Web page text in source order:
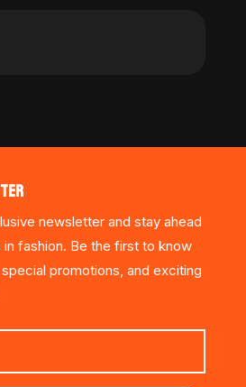
newsletter and stay ahead
fashion. Be the first to know
promotions, and exciting